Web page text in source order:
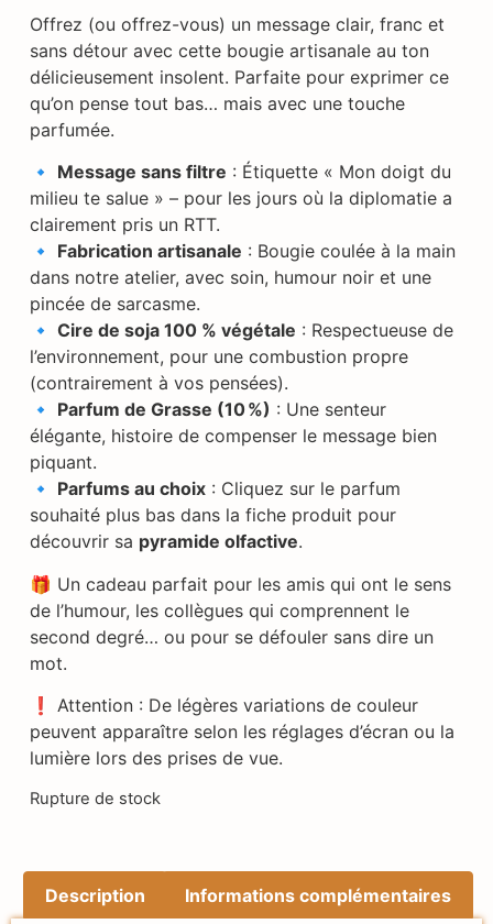
Offrez (ou offrez-vous) un message clair, franc et
sans détour avec cette bougie artisanale au ton
délicieusement insolent. Parfaite pour exprimer ce
qu’on pense tout bas… mais avec une touche
parfumée.
🔹 Message sans filtre : Étiquette « Mon doigt du
milieu te salue » – pour les jours où la diplomatie a
clairement pris un RTT.
🔹 Fabrication artisanale : Bougie coulée à la main
dans notre atelier, avec soin, humour noir et une
pincée de sarcasme.
🔹 Cire de soja 100 % végétale : Respectueuse de
l’environnement, pour une combustion propre
(contrairement à vos pensées).
🔹 Parfum de Grasse (10 %) : Une senteur
élégante, histoire de compenser le message bien
piquant.
🔹 Parfums au choix: Cliquez sur le parfum
souhaité plus bas dans la fiche produit pour
découvrir sa pyramide olfactive.
🎁 Un cadeau parfait pour les amis qui ont le sens
de l’humour, les collègues qui comprennent le
second degré… ou pour se défouler sans dire un
mot.
❗ Attention : De légères variations de couleur
peuvent apparaître selon les réglages d’écran ou la
lumière lors des prises de vue.
Rupture de stock
Description Informations complémentaires